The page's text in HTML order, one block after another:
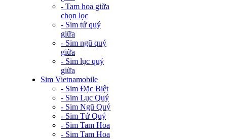
- Tam hoa giữa
chọn lọc
- Sim tứ quý
giữa
- Sim ngũ quý
giữa
- Sim lục quý
giữa
Sim Vietnamobile
- Sim Đặc Biệt
- Sim Lục Quý
- Sim Ngũ Quý
- Sim Tứ Quý
- Sim Tam Hoa
- Sim Tam Hoa